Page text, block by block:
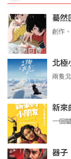
驀然
創作
北極
兩隻
新來
一個
器子